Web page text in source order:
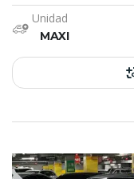
Unidad
MAXI
20